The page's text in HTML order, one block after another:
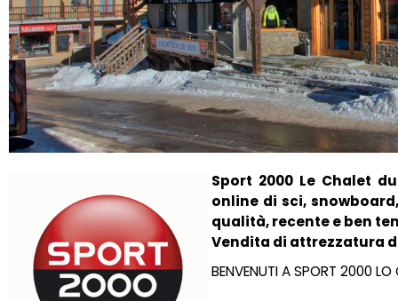
Sport 2000 Le Chalet
online di sci,
qualità, recente e ben
Vendita di attrezzatura
BENVENUTI A SPORT 2000 LO